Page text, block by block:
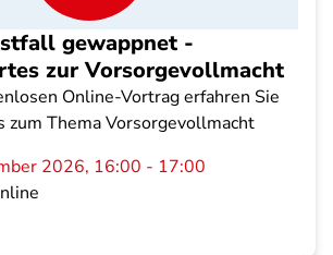
gewappnet -
zur Vorsorgevollmacht
Online-Vortrag erfahren Sie
Thema Vorsorgevollmacht
2026, 16:00 - 17:00